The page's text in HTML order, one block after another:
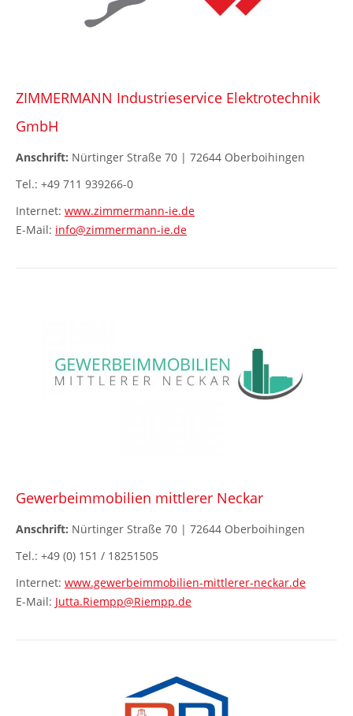
ZIMMERMANN Industrieservice Elektrotechnik
GmbH
Anschrift: Nürtinger Straße 70 | 72644 Oberboihingen
Tel.: +49 711 939266-0
Internet: www.zimmermann-ie.de
E-Mail: info@zimmermann-ie.de
Gewerbeimmobilien mittlerer Neckar
Anschrift: Nürtinger Straße 70 | 72644 Oberboihingen
Tel.: +49 (0) 151 / 18251505
Internet: www.gewerbeimmobilien-mittlerer-neckar.de
E-Mail: Jutta.Riempp@Riempp.de